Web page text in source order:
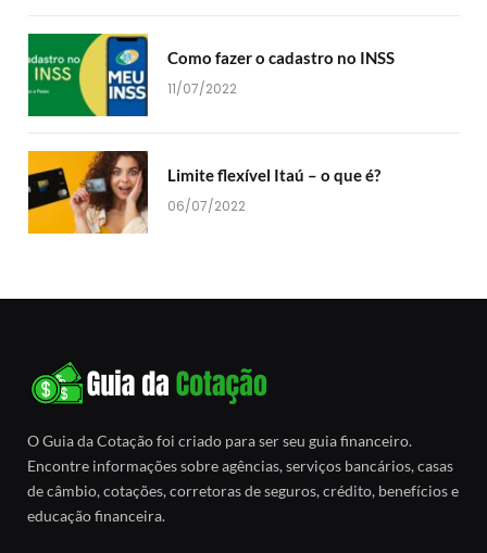
Como fazer o cadastro no INSS
11/07/2022
Limite flexível Itaú – o que é?
06/07/2022
O Guia da Cotação foi criado para ser seu guia financeiro.
Encontre informações sobre agências, serviços bancários, casas
de câmbio, cotações, corretoras de seguros, crédito, benefícios e
educação financeira.